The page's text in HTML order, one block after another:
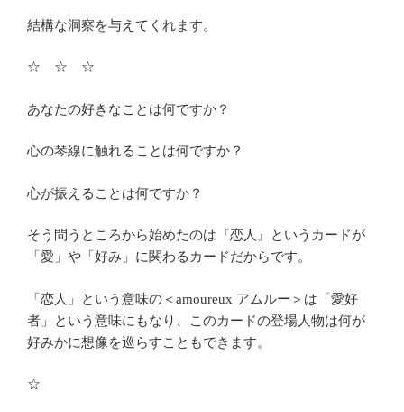
結構な洞察を与えてくれます。
☆ ☆ ☆
あなたの好きなことは何ですか？
心の琴線に触れることは何ですか？
心が振えることは何ですか？
そう問うところから始めたのは『恋人』というカードが
「愛」や「好み」に関わるカードだからです。
「恋人」という意味の＜amoureux アムルー＞は「愛好
者」という意味にもなり、このカードの登場人物は何が
好みかに想像を巡らすこともできます。
☆